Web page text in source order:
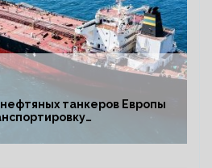
танкеров Европы